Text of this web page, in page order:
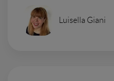
Luisella Giani